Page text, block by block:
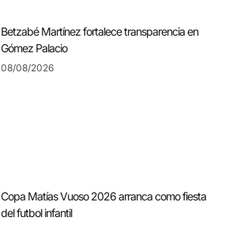
Betzabé Martínez fortalece transparencia en
Gómez Palacio
08/08/2026
Copa Matías Vuoso 2026 arranca como fiesta
del futbol infantil